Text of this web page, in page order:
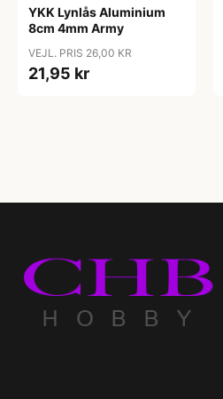
YKK Lynlås Aluminium
8cm 4mm Army
VEJL. PRIS 26,00 KR
21,95 kr